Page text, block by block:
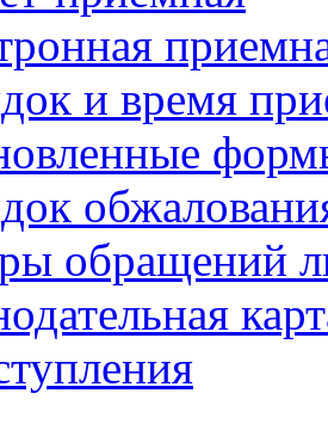
и время
обращений